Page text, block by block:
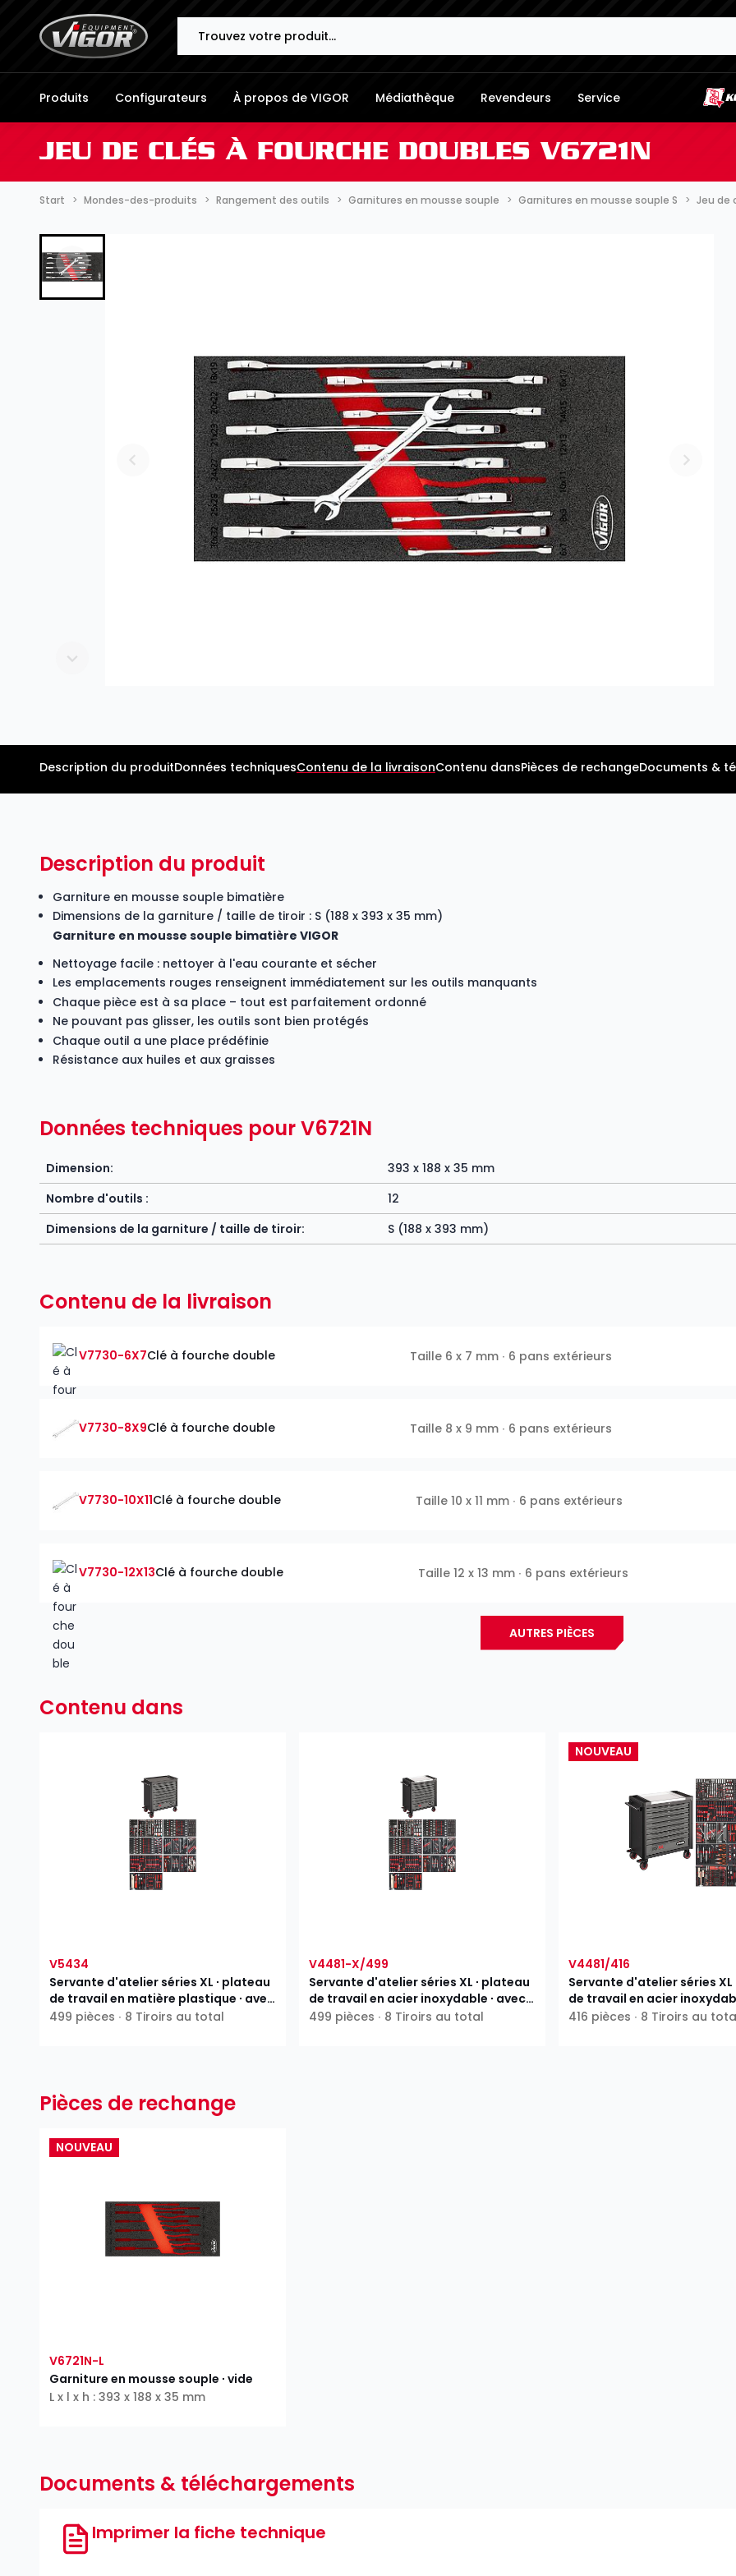
Produits Configurateurs À propos de VIGOR Médiathèque Revendeurs Service
JEU DE CLÉS À FOURCHE DOUBLES V6721N
Start Mondes-des-produits Rangement des outils Garnitures en mousse souple Garnitures en mousse souple S Jeu de
Description du produitDonnées techniquesContenu de la livraisonContenu dansPièces de rechangeDocuments &
Description du produit
Garniture en mousse souple bimatière
Dimensions de la garniture / taille de tiroir : S (188 x 393 x 35 mm)
Garniture en mousse souple bimatière VIGOR
Nettoyage facile : nettoyer à l'eau courante et sécher
Les emplacements rouges renseignent immédiatement sur les outils manquants
Chaque pièce est à sa place – tout est parfaitement ordonné
Ne pouvant pas glisser, les outils sont bien protégés
Chaque outil a une place prédéfinie
Résistance aux huiles et aux graisses
Données techniques pour V6721N
Dimension:
393 x 188 x 35 mm
Nombre d'outils :
12
Dimensions de la garniture / taille de tiroir:
S (188 x 393 mm)
Contenu de la livraison
V7730-6X7Clé à fourche double Taille 6 x 7 mm ∙ 6 pans extérieurs
V7730-8X9Clé à fourche double Taille 8 x 9 mm ∙ 6 pans extérieurs
V7730-10X11Clé à fourche double Taille 10 x 11 mm ∙ 6 pans extérieurs
V7730-12X13Clé à fourche double Taille 12 x 13 mm ∙ 6 pans extérieurs
AUTRES PIÈCES
Contenu dans
V5434
Servante d'atelier séries XL ∙ plateau
de travail en matière plastique ∙ avec
assortiment
499 pièces ∙ 8 Tiroirs au total
V4481-X/499
Servante d'atelier séries XL ∙ plateau
de travail en acier inoxydable ∙ avec
assortiment
499 pièces ∙ 8 Tiroirs au total
NOUVEAU
V4481/416
Servante d'atelier séries XL
de travail en acier
assortiment
416 pièces ∙ 8 Tiroirs au
Pièces de rechange
NOUVEAU
V6721N-L
Garniture en mousse souple ∙ vide
L x l x h : 393 x 188 x 35 mm
Documents & téléchargements
Imprimer la fiche technique